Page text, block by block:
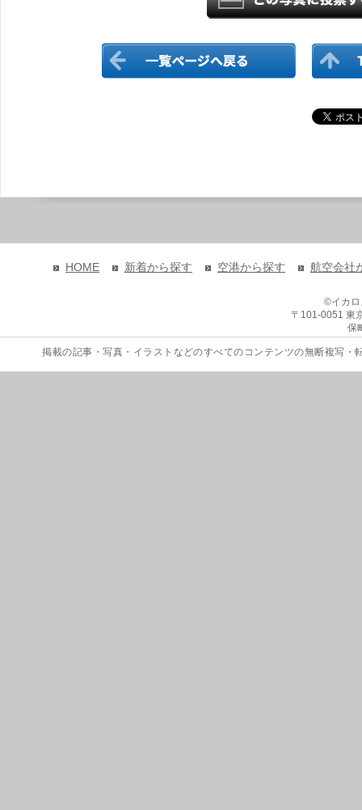
HOME 新着から探す 空港から探す 航空会社
©イカ
〒101-0051 東
保
掲載の記事・写真・イラストなどのすべてのコンテンツの無断複